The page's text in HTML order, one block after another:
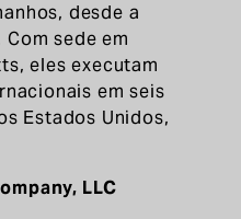
desde a
sede em
eles executam
em seis
Estados Unidos,
LLC